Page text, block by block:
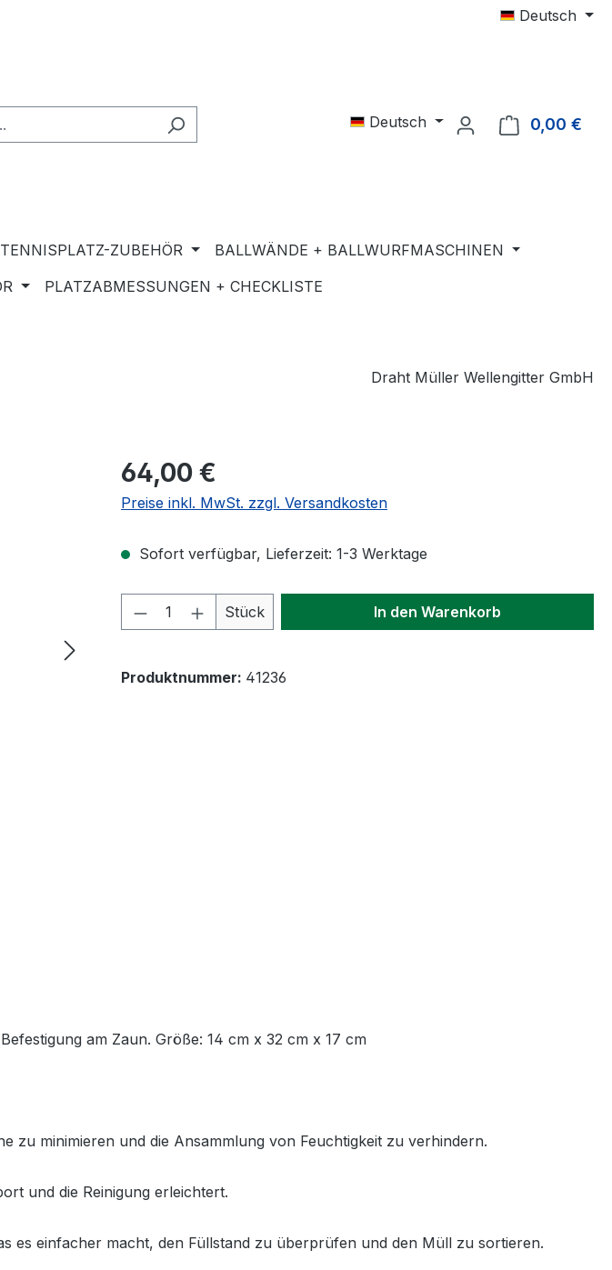
Deutsch
Deutsch 0,00 €
TENNISPLATZ-ZUBEHÖR
BALLWÄNDE + BALLWURFMASCHINEN
PLATZABMESSUNGEN + CHECKLISTE
Draht Müller Wellengitter GmbH
Regulärer Preis:
64,00 €
Preise inkl. MwSt. zzgl. Versandkosten
Sofort verfügbar, Lieferzeit: 1-3 Werktage
Produkt Anzahl: Gib den gewünschten Wert
Stück In den Warenkorb
Produktnummer: 41236
am Zaun. Größe: 14 cm x 32 cm x 17 cm
zu minimieren und die Ansammlung von Feuchtigkeit zu verhindern.
und die Reinigung erleichtert.
es einfacher macht, den Füllstand zu überprüfen und den Müll zu sortieren.